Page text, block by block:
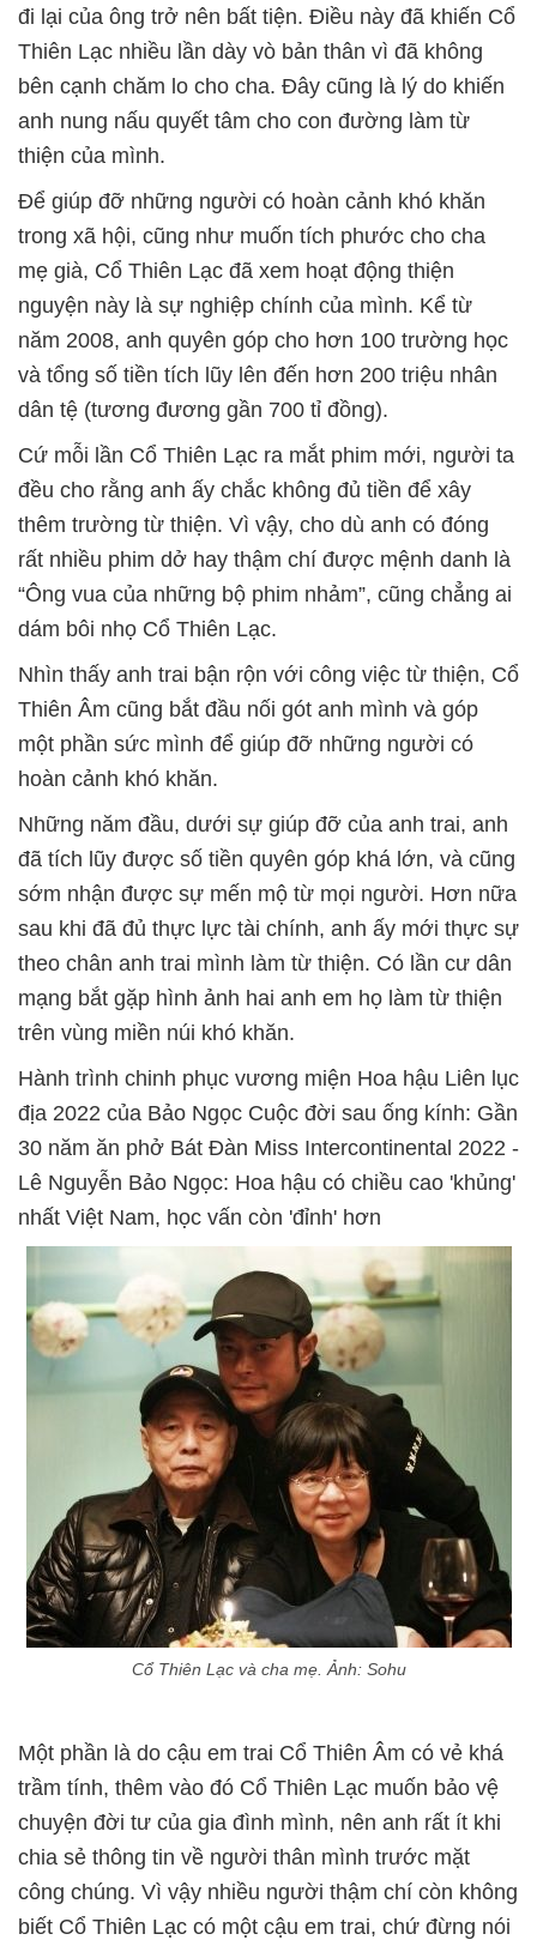
đi lại của ông trở nên bất tiện. Điều này đã khiến Cổ
Thiên Lạc nhiều lần dày vò bản thân vì đã không
bên cạnh chăm lo cho cha. Đây cũng là lý do khiến
anh nung nấu quyết tâm cho con đường làm từ
thiện của mình.
Để giúp đỡ những người có hoàn cảnh khó khăn
trong xã hội, cũng như muốn tích phước cho cha
mẹ già, Cổ Thiên Lạc đã xem hoạt động thiện
nguyện này là sự nghiệp chính của mình. Kể từ
năm 2008, anh quyên góp cho hơn 100 trường học
và tổng số tiền tích lũy lên đến hơn 200 triệu nhân
dân tệ (tương đương gần 700 tỉ đồng).
Cứ mỗi lần Cổ Thiên Lạc ra mắt phim mới, người ta
đều cho rằng anh ấy chắc không đủ tiền để xây
thêm trường từ thiện. Vì vậy, cho dù anh có đóng
rất nhiều phim dở hay thậm chí được mệnh danh là
“Ông vua của những bộ phim nhảm”, cũng chẳng ai
dám bôi nhọ Cổ Thiên Lạc.
Nhìn thấy anh trai bận rộn với công việc từ thiện, Cổ
Thiên Âm cũng bắt đầu nối gót anh mình và góp
một phần sức mình để giúp đỡ những người có
hoàn cảnh khó khăn.
Những năm đầu, dưới sự giúp đỡ của anh trai, anh
đã tích lũy được số tiền quyên góp khá lớn, và cũng
sớm nhận được sự mến mộ từ mọi người. Hơn nữa
sau khi đã đủ thực lực tài chính, anh ấy mới thực sự
theo chân anh trai mình làm từ thiện. Có lần cư dân
mạng bắt gặp hình ảnh hai anh em họ làm từ thiện
trên vùng miền núi khó khăn.
Hành trình chinh phục vương miện Hoa hậu Liên lục
địa 2022 của Bảo Ngọc Cuộc đời sau ống kính: Gần
30 năm ăn phở Bát Đàn Miss Intercontinental 2022 -
Lê Nguyễn Bảo Ngọc: Hoa hậu có chiều cao 'khủng'
nhất Việt Nam, học vấn còn 'đỉnh' hơn
Cổ Thiên Lạc và cha mẹ. Ảnh: Sohu
Một phần là do cậu em trai Cổ Thiên Âm có vẻ khá
trầm tính, thêm vào đó Cổ Thiên Lạc muốn bảo vệ
chuyện đời tư của gia đình mình, nên anh rất ít khi
chia sẻ thông tin về người thân mình trước mặt
công chúng. Vì vậy nhiều người thậm chí còn không
biết Cổ Thiên Lạc có một cậu em trai, chứ đừng nói